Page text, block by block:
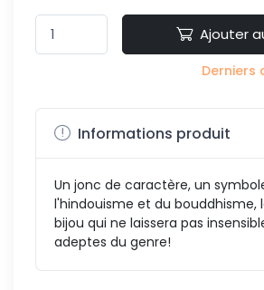
Ajouter
Derniers
Informations produit
Un jonc de caractère, un
l'hindouisme et du bouddhisme,
bijou qui ne laissera pas
adeptes du genre!